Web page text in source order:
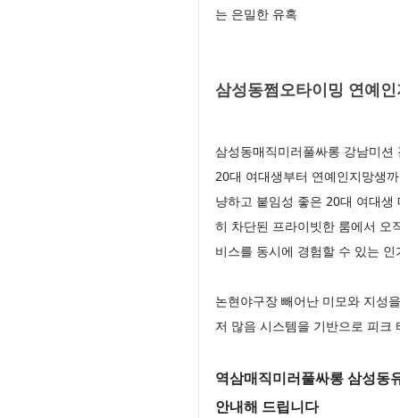
는 은밀한 유혹
삼성동쩜오타이밍 연예
삼성동매직미러풀싸롱 강남미
20대 여대생부터 연예인지망생
냥하고 붙임성 좋은 20대 여대
히 차단된 프라이빗한 룸에서 오
비스를 동시에 경험할 수 있는
논현야구장 빼어난 미모와 지성
저 많음 시스템을 기반으로 피크
역삼매직미러풀싸롱 삼성동
안내해 드립니다